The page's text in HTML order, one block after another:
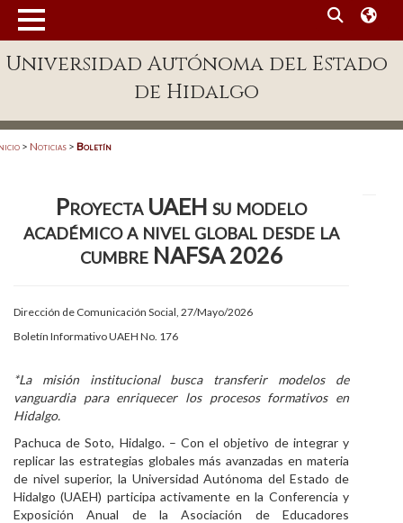
Enlaces
Patronato
Acreditación Internacional
Aspirantes
Personal
Alumni
Visitantes
Universidad Autónoma del Estado
de Hidalgo
> Noticias > Boletín
Proyecta UAEH su modelo
académico a nivel global desde la
cumbre NAFSA 2026
Dirección de Comunicación Social, 27/Mayo/2026
Boletín Informativo UAEH No. 176
*La misión institucional busca transferir modelos de
vanguardia para enriquecer los procesos formativos en
Hidalgo.
Pachuca de Soto, Hidalgo. – Con el objetivo de integrar y
replicar las estrategias globales más avanzadas en materia
de nivel superior, la Universidad Autónoma del Estado de
Hidalgo (UAEH) participa activamente en la Conferencia y
Exposición Anual de la Asociación de Educadores